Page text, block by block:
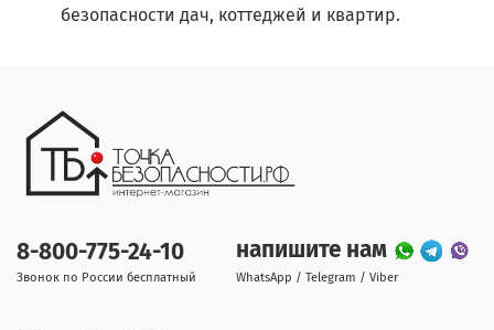
безопасности дач, коттеджей и квартир.
8-800-775-24-10
Звонок по России бесплатный
напишите нам
WhatsApp / Telegram / Viber